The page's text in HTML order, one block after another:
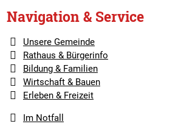
Navigation & Service
Unsere Gemeinde
Rathaus & Bürgerinfo
Bildung & Familien
Wirtschaft & Bauen
Erleben & Freizeit
Im Notfall